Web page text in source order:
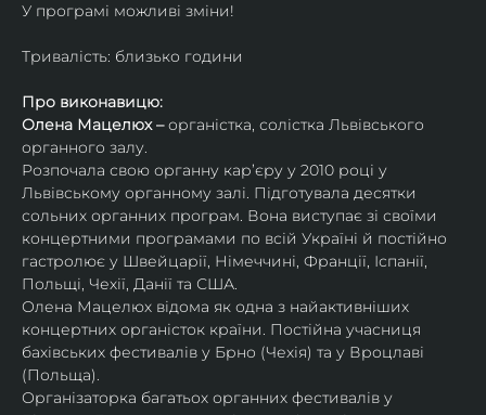
У програмі можливі зміни!
Тривалість: близько години
Про виконавицю:
Олена Мацелюх – органістка, солістка Львівського
органного залу.
Розпочала свою органну кар’єру у 2010 році у
Львівському органному залі. Підготувала десятки
сольних органних програм. Вона виступає зі своїми
концертними програмами по всій Україні й постійно
гастролює у Швейцарії, Німеччині, Франції, Іспанії,
Польщі, Чехії, Данії та США.
Олена Мацелюх відома як одна з найактивніших
концертних органісток країни. Постійна учасниця
бахівських фестивалів у Брно (Чехія) та у Вроцлаві
(Польща).
Організаторка багатьох органних фестивалів у